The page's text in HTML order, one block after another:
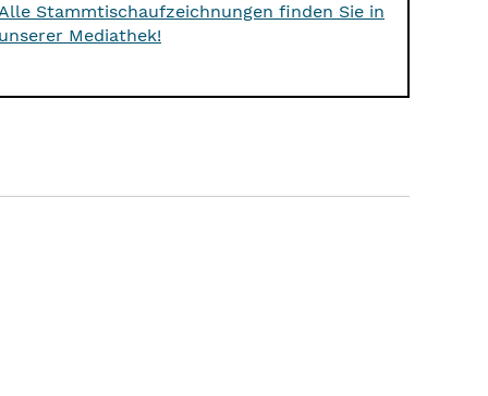
Stammtischaufzeichnungen finden Sie in
Mediathek!